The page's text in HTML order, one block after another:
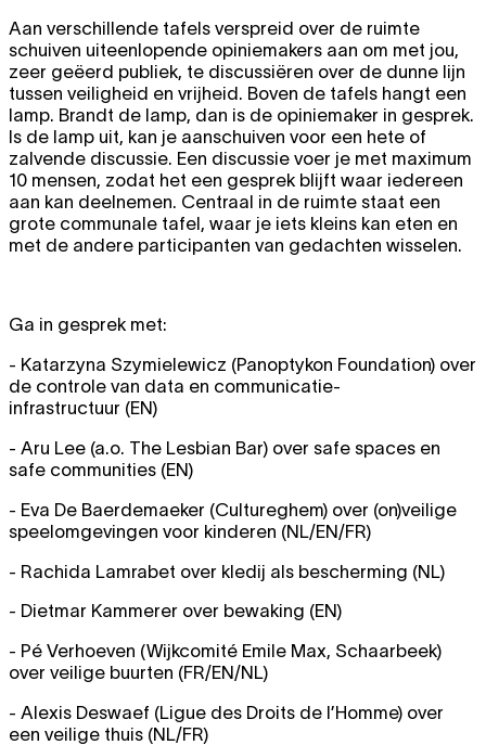
Aan verschillende tafels verspreid over de ruimte
schuiven uiteenlopende opiniemakers aan om met jou,
zeer geëerd publiek, te discussiëren over de dunne lijn
tussen veiligheid en vrijheid. Boven de tafels hangt een
lamp. Brandt de lamp, dan is de opiniemaker in gesprek.
Is de lamp uit, kan je aanschuiven voor een hete of
zalvende discussie. Een discussie voer je met maximum
10 mensen, zodat het een gesprek blijft waar iedereen
aan kan deelnemen. Centraal in de ruimte staat een
grote communale tafel, waar je iets kleins kan eten en
met de andere participanten van gedachten wisselen.
Ga in gesprek met:
- Katarzyna Szymielewicz (Panoptykon Foundation) over
de controle van data en communicatie-
infrastructuur (EN)
- Aru Lee (a.o. The Lesbian Bar) over safe spaces en
safe communities (EN)
- Eva De Baerdemaeker (Cultureghem) over (on)veilige
speelomgevingen voor kinderen (NL/EN/FR)
- Rachida Lamrabet over kledij als bescherming (NL)
- Dietmar Kammerer over bewaking (EN)
- Pé Verhoeven (Wijkcomité Emile Max, Schaarbeek)
over veilige buurten (FR/EN/NL)
- Alexis Deswaef (Ligue des Droits de l’Homme) over
een veilige thuis (NL/FR)